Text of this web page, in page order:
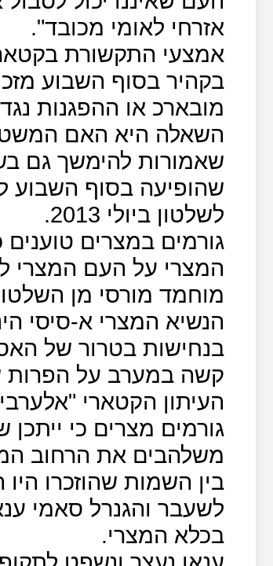
אזרחי לאומי מכובד".
אמצעי התקשורת
בקהיר בסוף השבוע
מובארכ או ההפגנות
השאלה היא האם
שאמורות להימשך גם
שהופיעה בסוף השבוע
לשלטון ביולי 2013.
גורמים במצרים
המצרי על העם המצרי
מוחמד מורסי מן השלטון ב-
הנשיא המצרי א-סיסי
בנחישות בטרור של
קשה במערב על הפרות
גורמים מצרים כי
משלהבים את הרחוב
בין השמות שהוזכרו
לשעבר והגנרל סאמי
בכלא המצרי.